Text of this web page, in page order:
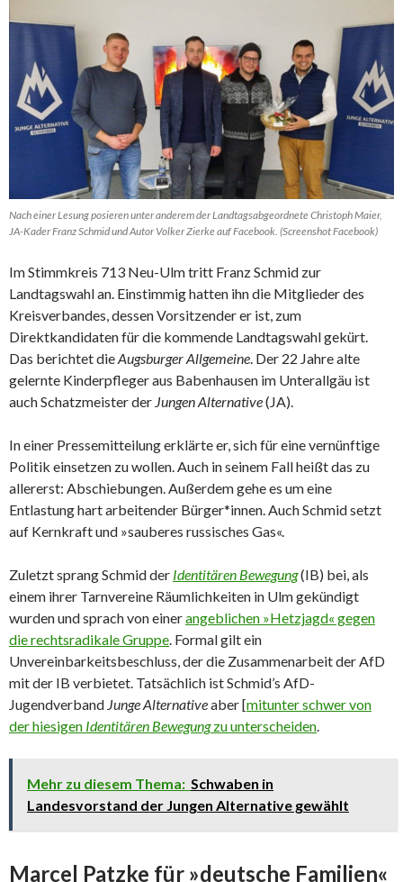
Nach einer Lesung posieren unter anderem der Landtagsabgeordnete Christoph Maier,
JA-Kader Franz Schmid und Autor Volker Zierke auf Facebook. (Screenshot Facebook)
Im Stimmkreis 713 Neu-Ulm tritt Franz Schmid zur
Landtagswahl an. Einstimmig hatten ihn die Mitglieder des
Kreisverbandes, dessen Vorsitzender er ist, zum
Direktkandidaten für die kommende Landtagswahl gekürt.
Das berichtet dieAugsburger Allgemeine. Der 22 Jahre alte
gelernte Kinderpfleger aus Babenhausen im Unterallgäu ist
auch Schatzmeister der Jungen Alternative(JA).
In einer Pressemitteilung erklärte er, sich für eine vernünftige
Politik einsetzen zu wollen. Auch in seinem Fall heißt das zu
allererst: Abschiebungen. Außerdem gehe es um eine
Entlastung hart arbeitender Bürger*innen. Auch Schmid setzt
auf Kernkraft und »sauberes russisches Gas«.
Zuletzt sprang Schmid der Identitären Bewegung(IB) bei, als
einem ihrer Tarnvereine Räumlichkeiten in Ulm gekündigt
wurden und sprach von einerangeblichen »Hetzjagd« gegen
die rechtsradikale Gruppe. Formal gilt ein
Unvereinbarkeitsbeschluss, der die Zusammenarbeit der AfD
mit der IB verbietet. Tatsächlich ist Schmid’s AfD-
Jugendverband Junge Alternativeaber [mitunter schwer von
der hiesigen Identitären Bewegungzu unterscheiden.
Mehr zu diesem Thema: Schwaben in
Landesvorstand der Jungen Alternative gewählt
Marcel Patzke für »deutsche Familien«